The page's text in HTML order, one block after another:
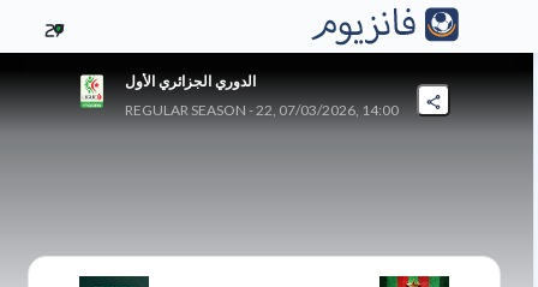
27
الدوري الجزائري الأول
REGULAR SEASON - 22, 07/03/2026, 14:00